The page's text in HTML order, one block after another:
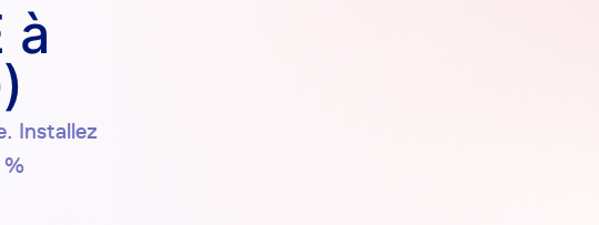
à
Installez